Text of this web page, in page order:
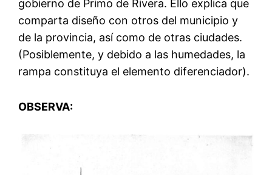
gobierno de Primo de Rivera. Ello explica que
comparta diseño con otros del municipio y
de la provincia, así como de otras ciudades.
(Posiblemente, y debido a las humedades, la
rampa constituya el elemento diferenciador).
OBSERVA: